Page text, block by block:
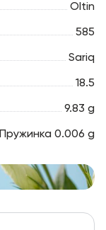
Oltin
585
Sariq
18.5
9.83 g
Пружинка 0.006 g